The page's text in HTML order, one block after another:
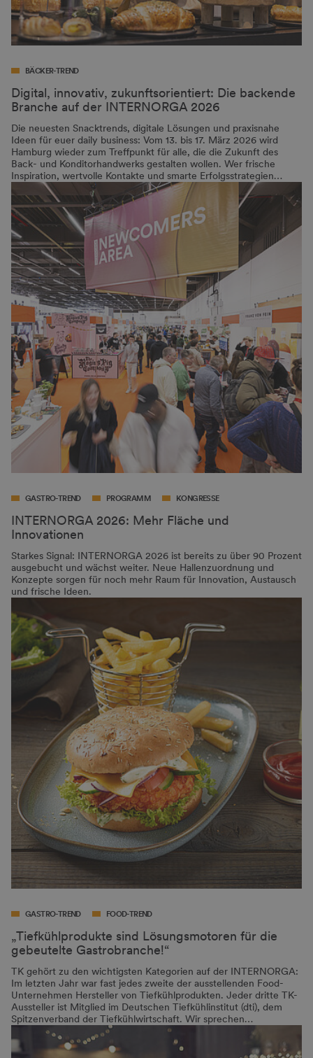
BÄCKER-TREND
Digital, innovativ, zukunftsorientiert: Die backende
Branche auf der INTERNORGA 2026
Die neuesten Snacktrends, digitale Lösungen und praxisnahe
Ideen für euer daily business: Vom 13. bis 17. März 2026 wird
Hamburg wieder zum Treffpunkt für alle, die die Zukunft des
Back- und Konditorhandwerks gestalten wollen. Wer frische
Inspiration, wertvolle Kontakte und smarte Erfolgsstrategien…
GASTRO-TREND PROGRAMM KONGRESSE
INTERNORGA 2026: Mehr Fläche und
Innovationen
Starkes Signal: INTERNORGA 2026 ist bereits zu über 90 Prozent
ausgebucht und wächst weiter. Neue Hallenzuordnung und
Konzepte sorgen für noch mehr Raum für Innovation, Austausch
und frische Ideen.
GASTRO-TREND FOOD-TREND
„Tiefkühlprodukte sind Lösungsmotoren für die
gebeutelte Gastrobranche!“
TK gehört zu den wichtigsten Kategorien auf der INTERNORGA:
Im letzten Jahr war fast jedes zweite der ausstellenden Food-
Unternehmen Hersteller von Tiefkühlprodukten. Jeder dritte TK-
Aussteller ist Mitglied im Deutschen Tiefkühlinstitut (dti), dem
Spitzenverband der Tiefkühlwirtschaft. Wir sprechen…